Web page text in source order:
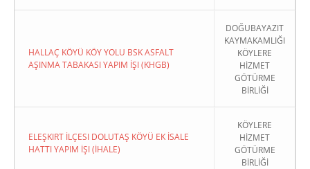
HALLAÇ KÖYÜ KÖY YOLU BSK ASFALT
AŞINMA TABAKASI YAPIM İŞI (KHGB)
DOĞUBAYAZIT
KAYMAKAMLIĞI
KÖYLERE
HİZMET
GÖTÜRME
BİRLİĞİ
ELEŞKIRT İLÇESI DOLUTAŞ KÖYÜ EK İSALE
HATTI YAPIM İŞI (İHALE)
KÖYLERE
HİZMET
GÖTÜRME
BİRLİĞİ